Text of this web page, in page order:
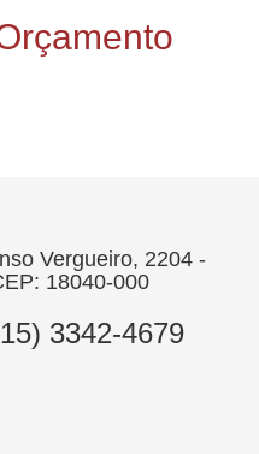
Vergueiro, 2204 -
18040-000
3342-4679